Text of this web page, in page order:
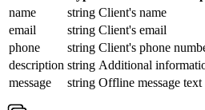
name
string Client's name
email
string Client's email
phone
string Client's phone
description string Additional
message
string Offline message text